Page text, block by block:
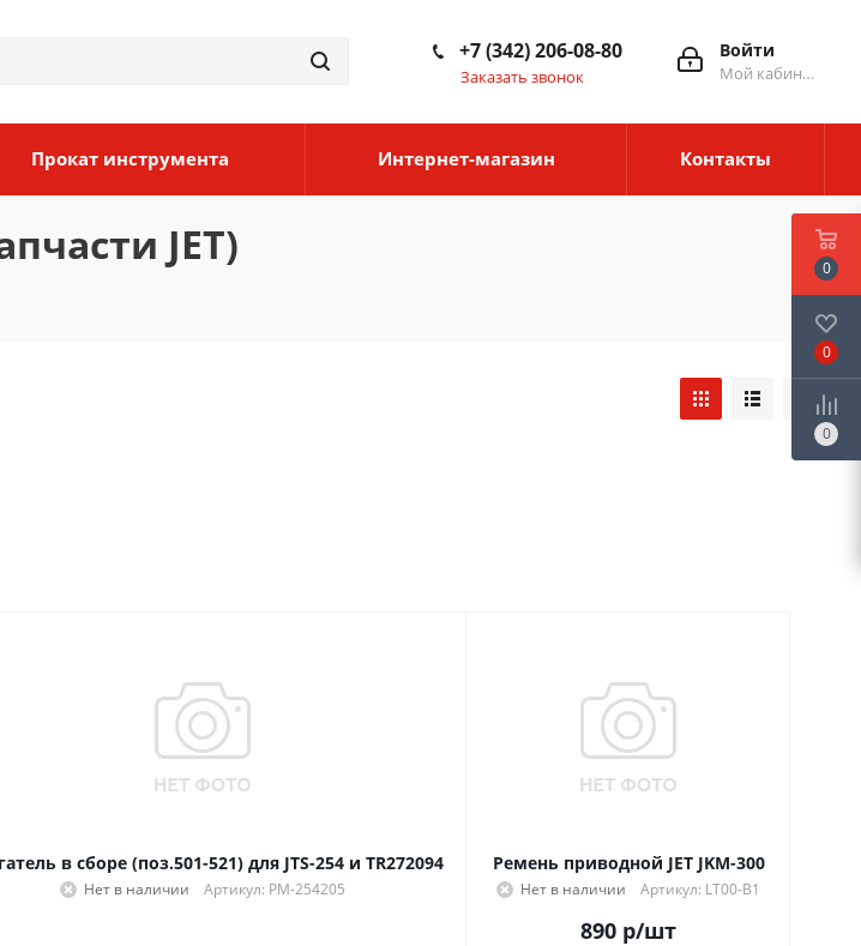
Войти
Мой кабинет
+7 (342) 206-08-80
Заказать звонок
Прокат инструмента Интернет-магазин Контакты
JET)
в сборе (поз.501-521) для JTS-254 и TR272094
Нет в наличии Артикул: PM-254205
Ремень приводной JET JKM-300
Нет в наличии Артикул: LT00-B1
890 р/шт
0
0
0